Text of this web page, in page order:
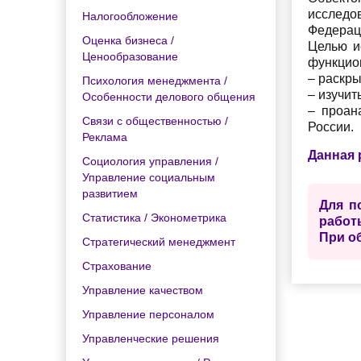
Налогообложение
Оценка бизнеса /
Ценообразование
Психология менеджмента /
Особенности делового общения
Связи с общественностью /
Реклама
Социология управления /
Управление социальным
развитием
Статистика / Эконометрика
Стратегический менеджмент
Страхование
Управление качеством
Управление персоналом
Управленческие решения
Целью
–
–
–
России.
Данная
Для
При